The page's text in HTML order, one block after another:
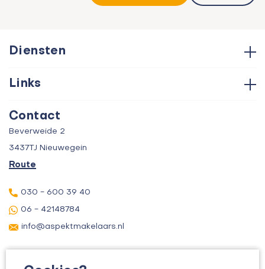
Diensten
Aankoop
Taxatie
Verhuur
Links
Over ons
Contact
Beverweide 2
3437TJ Nieuwegein
Route
030 - 600 39 40
06 - 42148784
info@aspektmakelaars.nl